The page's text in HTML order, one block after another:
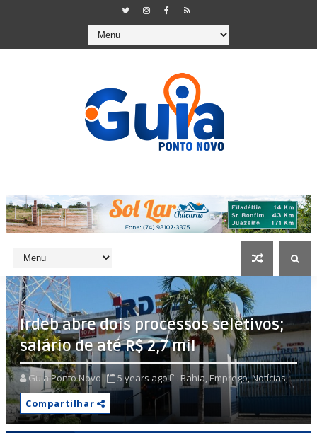
Irdeb abre dois processos seletivos;
salário de até R$ 2,7 mil
Guia Ponto Novo 5 years ago Bahia,Emprego,Notícias,
Compartilhar